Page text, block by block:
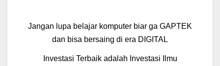
Jangan lupa belajar komputer biar ga GAPTEK
dan bisa bersaing di era DIGITAL
Investasi Terbaik adalah Investasi Ilmu